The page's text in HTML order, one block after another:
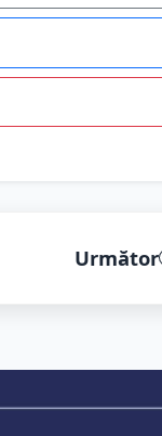
Următor